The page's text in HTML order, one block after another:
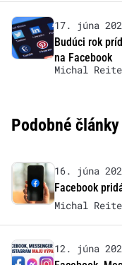
17. júna
Budúci rok
na Facebook
Michal
Podobné články
16. júna
Facebook
Michal
12. júna